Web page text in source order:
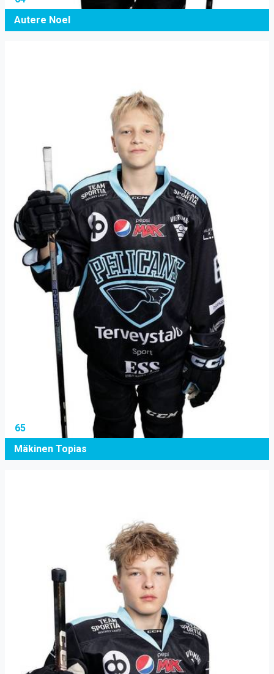
Autere Noel
65
Mäkinen Topias